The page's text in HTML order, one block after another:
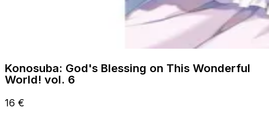
Konosuba: God's Blessing on This Wonderful
World! vol. 6
16 €